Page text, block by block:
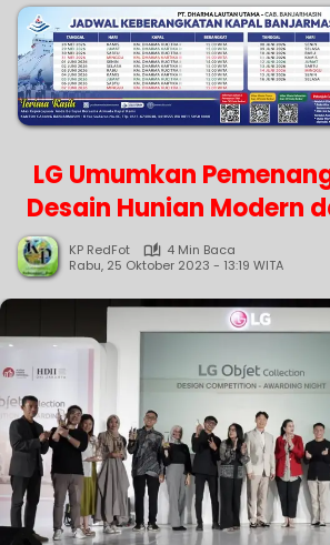
LG Umumkan
Desain Hunian Modern
KP RedFot
4 Min Baca
Rabu, 25 Oktober 2023 - 13:19 WITA